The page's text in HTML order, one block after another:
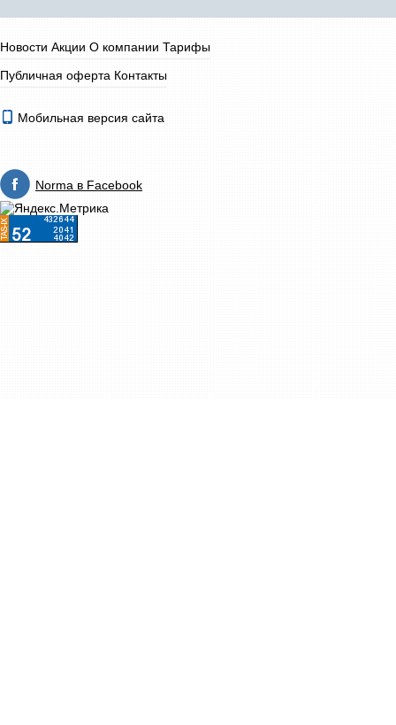
Новости Акции О компании Тарифы
Публичная оферта Контакты
Мобильная версия сайта
Norma в Facebook